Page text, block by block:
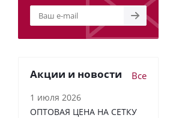
Акции и новости Все
1 июля 2026
ОПТОВАЯ ЦЕНА НА СЕТКУ